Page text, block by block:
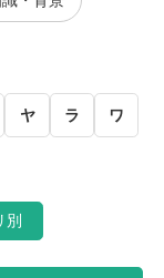
ヤ ラ ワ
別